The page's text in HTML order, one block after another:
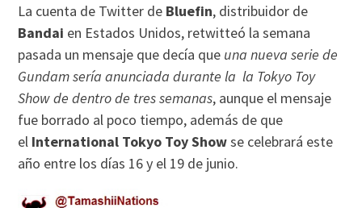
La cuenta de Twitter de Bluefin, distribuidor de
Bandai en Estados Unidos, retwitteó la semana
pasada un mensaje que decía que una nueva serie de
Gundam sería anunciada durante la la Tokyo Toy
Show de dentro de tres semanas, aunque el mensaje
fue borrado al poco tiempo, además de que
el International Tokyo Toy Showse celebrará este
año entre los días 16 y el 19 de junio.